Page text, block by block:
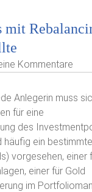
mit
Kommentare
Anlegerin muss
für eine
des
häufig ein
vorgesehen, einer
einer für Gold
im